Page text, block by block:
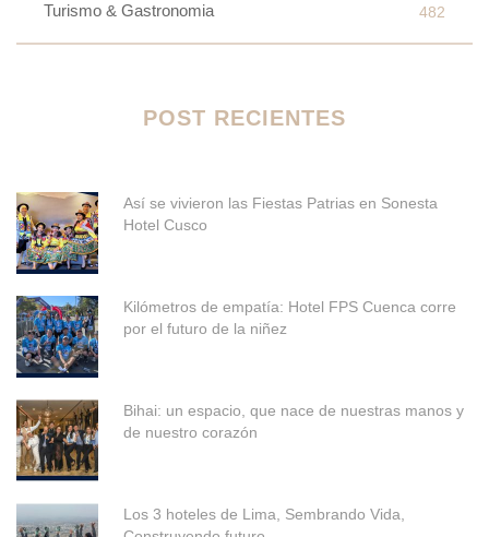
Turismo & Gastronomia 482
POST RECIENTES
Así se vivieron las Fiestas Patrias en Sonesta
Hotel Cusco
Kilómetros de empatía: Hotel FPS Cuenca corre
por el futuro de la niñez
Bihai: un espacio, que nace de nuestras manos y
de nuestro corazón
Los 3 hoteles de Lima, Sembrando Vida,